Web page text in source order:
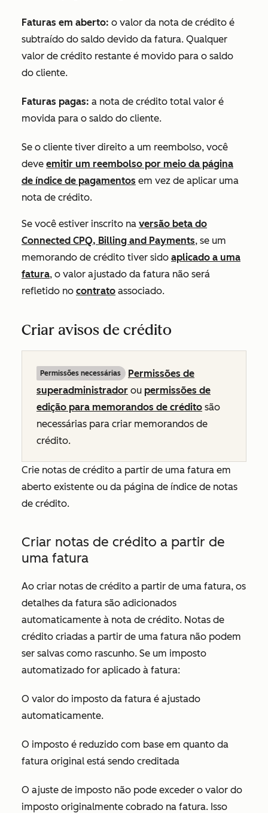
Faturas em aberto: o valor da nota de crédito é
subtraído do saldo devido da fatura. Qualquer
valor de crédito restante é movido para o saldo
do cliente.
Faturas pagas: a nota de crédito total valor é
movida para o saldo do cliente.
Se o cliente tiver direito a um reembolso, você
deve emitir um reembolso por meio da página
de índice de pagamentos em vez de aplicar uma
nota de crédito.
Se você estiver inscrito na versão beta do
Connected CPQ, Billing and Payments, se um
memorando de crédito tiver sido aplicado a uma
fatura, o valor ajustado da fatura não será
refletido no contrato associado.
Criar avisos de crédito
Permissões necessárias
Permissões de
superadministrador ou permissões de
edição para memorandos de crédito são
necessárias para criar memorandos de
crédito.
Crie notas de crédito a partir de uma fatura em
aberto existente ou da página de índice de notas
de crédito.
Criar notas de crédito a partir de
uma fatura
Ao criar notas de crédito a partir de uma fatura, os
detalhes da fatura são adicionados
automaticamente à nota de crédito. Notas de
crédito criadas a partir de uma fatura não podem
ser salvas como rascunho. Se um imposto
automatizado for aplicado à fatura:
O valor do imposto da fatura é ajustado
automaticamente.
O imposto é reduzido com base em quanto da
fatura original está sendo creditada
O ajuste de imposto não pode exceder o valor do
imposto originalmente cobrado na fatura. Isso